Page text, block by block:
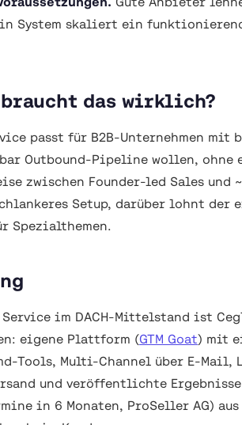
System skaliert ein
braucht das wirklich?
passt für B2B-Unternehmen mit
Outbound-Pipeline wollen, ohne
zwischen Founder-led Sales
Setup, darüber lohnt der
Spezialthemen.
Service im DACH-Mittelstand ist
eigene Plattform (GTM Goat) mit
Tools, Multi-Channel über E-Mail,
und veröffentlichte Ergebnisse
in 6 Monaten, ProSeller AG)